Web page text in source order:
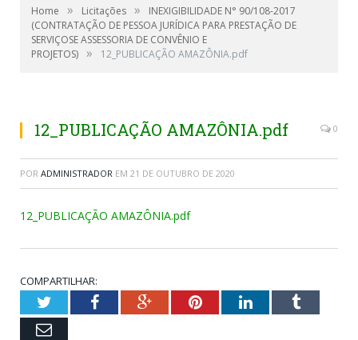
Home » Licitações »
INEXIGIBILIDADE N° 90/108-2017
(CONTRATAÇÃO DE PESSOA JURÍDICA PARA PRESTAÇÃO DE
SERVIÇOSE ASSESSORIA DE CONVÊNIO E
PROJETOS) » 12_PUBLICAÇÃO AMAZÔNIA.pdf
12_PUBLICAÇÃO AMAZÔNIA.pdf 0
POR ADMINISTRADOR EM 21 DE OUTUBRO DE 2020
12_PUBLICAÇÃO AMAZÔNIA.pdf
COMPARTILHAR:
TwitterFacebookGoogle+PinterestLinkedInTumblr
Email